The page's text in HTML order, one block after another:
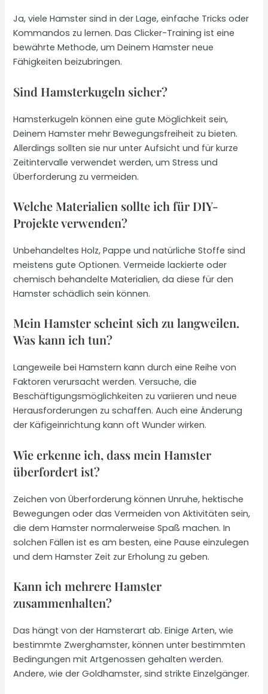
Ja, viele Hamster sind in der Lage, einfache Tricks oder
Kommandos zu lernen. Das Clicker-Training ist eine
bewährte Methode, um Deinem Hamster neue
Fähigkeiten beizubringen.
Sind Hamsterkugeln sicher?
Hamsterkugeln können eine gute Möglichkeit sein,
Deinem Hamster mehr Bewegungsfreiheit zu bieten.
Allerdings sollten sie nur unter Aufsicht und für kurze
Zeitintervalle verwendet werden, um Stress und
Überforderung zu vermeiden.
Welche Materialien sollte ich für DIY-
Projekte verwenden?
Unbehandeltes Holz, Pappe und natürliche Stoffe sind
meistens gute Optionen. Vermeide lackierte oder
chemisch behandelte Materialien, da diese für den
Hamster schädlich sein können.
Mein Hamster scheint sich zu langweilen.
Was kann ich tun?
Langeweile bei Hamstern kann durch eine Reihe von
Faktoren verursacht werden. Versuche, die
Beschäftigungsmöglichkeiten zu variieren und neue
Herausforderungen zu schaffen. Auch eine Änderung
der Käfigeinrichtung kann oft Wunder wirken.
Wie erkenne ich, dass mein Hamster
überfordert ist?
Zeichen von Überforderung können Unruhe, hektische
Bewegungen oder das Vermeiden von Aktivitäten sein,
die dem Hamster normalerweise Spaß machen. In
solchen Fällen ist es am besten, eine Pause einzulegen
und dem Hamster Zeit zur Erholung zu geben.
Kann ich mehrere Hamster
zusammenhalten?
Das hängt von der Hamsterart ab. Einige Arten, wie
bestimmte Zwerghamster, können unter bestimmten
Bedingungen mit Artgenossen gehalten werden.
Andere, wie der Goldhamster, sind strikte Einzelgänger.